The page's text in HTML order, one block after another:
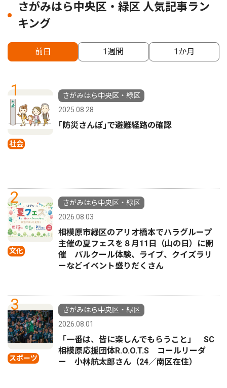
さがみはら中央区・緑区 人気記事ラン
キング
前日 1週間 1か月
1
社会
さがみはら中央区・緑区
2025.08.28
｢防災さんぽ｣で避難経路の確認
2
文化
さがみはら中央区・緑区
2026.08.03
相模原市緑区のアリオ橋本でハラグループ
主催の夏フェスを８月11日（山の日）に開
催 パルクール体験、ライブ、クイズラリ
ーなどイベント盛りだくさん
3
スポーツ
さがみはら中央区・緑区
2026.08.01
「一番は、皆に楽しんでもらうこと」 SC
相模原応援団体R.O.O.T.S コールリーダ
ー 小林航太郎さん（24／南区在住）